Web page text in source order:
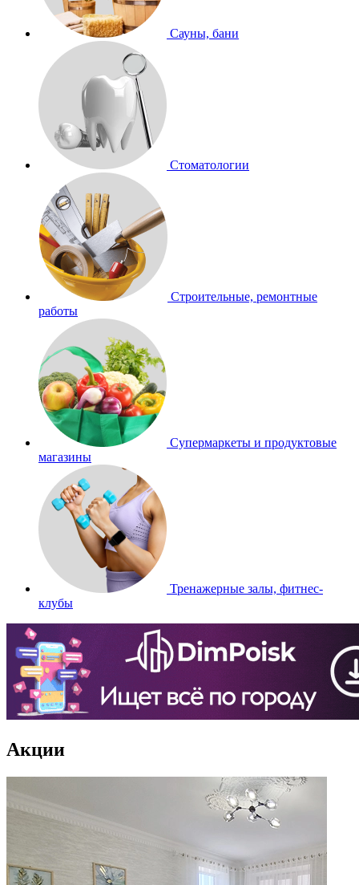
Сауны, бани
Стоматологии
Строительные, ремонтные
работы
Супермаркеты и продуктовые
магазины
Тренажерные залы, фитнес-
клубы
Акции